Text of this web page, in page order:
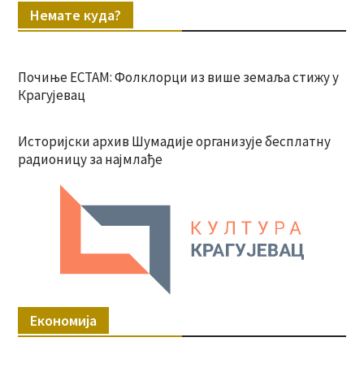
Немате куда?
Почиње ЕСТАМ: Фолклорци из више земаља стижу у
Крагујевац
Историјски архив Шумадије организује бесплатну
радионицу за најмлађе
Економија